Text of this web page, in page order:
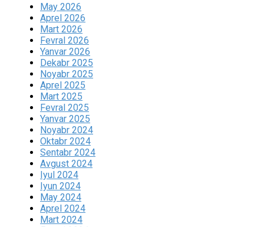
May 2026
Aprel 2026
Mart 2026
Fevral 2026
Yanvar 2026
Dekabr 2025
Noyabr 2025
Aprel 2025
Mart 2025
Fevral 2025
Yanvar 2025
Noyabr 2024
Oktabr 2024
Sentabr 2024
Avgust 2024
Iyul 2024
Iyun 2024
May 2024
Aprel 2024
Mart 2024